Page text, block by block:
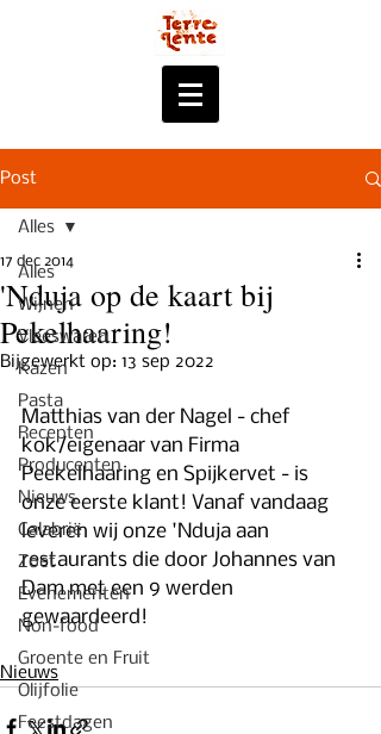
Post
Alles
Wijnen
Vleeswaren
Kazen
Pasta
Recepten
Producenten
Nieuws
Calabrië
Zoet
Evenementen
Non-food
Groente en Fruit
Olijfolie
Feestdagen
Alles
'Nduja op de kaart bij
Pekelhaaring!
17 dec 2014
Bijgewerkt op: 13 sep 2022
Matthias van der Nagel - chef
kok/eigenaar van Firma
Peekelhaaring en Spijkervet - is
onze eerste klant! Vanaf vandaag
leveren wij onze 'Nduja aan
restaurants die door Johannes van
Dam met een 9 werden
gewaardeerd!
Nieuws